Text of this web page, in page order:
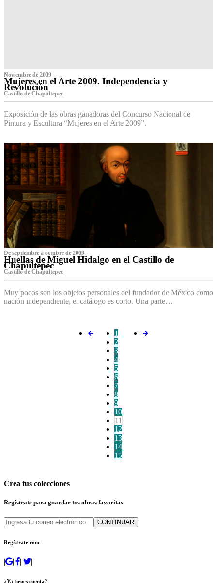
Noviembre de 2009
Mujeres en el Arte 2009. Independencia y
Revolución
Castillo de Chapultepec
Exposición de las obras ganadoras del Concurso Nacional de
Pintura y Escultura “Mujeres en el Arte 2009”.
De septiembre a octubre de 2009
Huellas de Miguel Hidalgo en el Castillo de
Chapultepec
Castillo de Chapultepec
Muy pocos son los objetos personales del fundador de México como
nación independiente, el catálogo es corto. Una parte…
1
2
3
4
5
6
7
8
9
10
11
12
13
14
15
Crea tus colecciones
Regístrate para guardar tus obras favoritas
CONTINUAR
Regístrate con:
| | | |
¿Ya tienes cuenta?